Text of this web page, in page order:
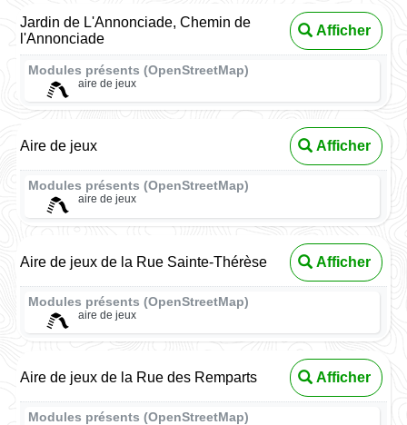
Jardin de L'Annonciade, Chemin de
l'Annonciade
Afficher
Modules présents (OpenStreetMap)
aire de jeux
Aire de jeux Afficher
Modules présents (OpenStreetMap)
aire de jeux
Aire de jeux de la Rue Sainte-Thérèse Afficher
Modules présents (OpenStreetMap)
aire de jeux
Aire de jeux de la Rue des Remparts Afficher
Modules présents (OpenStreetMap)